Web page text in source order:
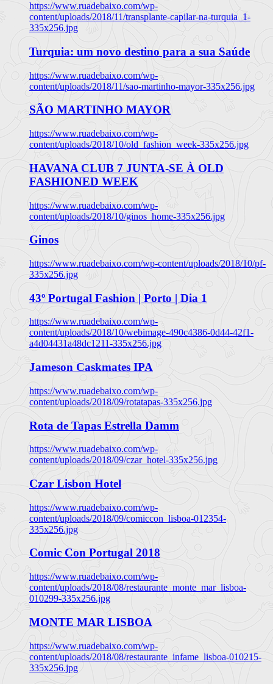
https://www.ruadebaixo.com/wp-
content/uploads/2018/11/transplante-capilar-na-turquia_1-
335x256.jpg
Turquia: um novo destino para a sua Saúde
https://www.ruadebaixo.com/wp-
content/uploads/2018/11/sao-martinho-mayor-335x256.jpg
SÃO MARTINHO MAYOR
https://www.ruadebaixo.com/wp-
content/uploads/2018/10/old_fashion_week-335x256.jpg
HAVANA CLUB 7 JUNTA-SE À OLD
FASHIONED WEEK
https://www.ruadebaixo.com/wp-
content/uploads/2018/10/ginos_home-335x256.jpg
Ginos
https://www.ruadebaixo.com/wp-content/uploads/2018/10/pf-
335x256.jpg
43º Portugal Fashion | Porto | Dia 1
https://www.ruadebaixo.com/wp-
content/uploads/2018/10/webimage-490c4386-0d44-42f1-
a4d04431a48dc1211-335x256.jpg
Jameson Caskmates IPA
https://www.ruadebaixo.com/wp-
content/uploads/2018/09/rotatapas-335x256.jpg
Rota de Tapas Estrella Damm
https://www.ruadebaixo.com/wp-
content/uploads/2018/09/czar_hotel-335x256.jpg
Czar Lisbon Hotel
https://www.ruadebaixo.com/wp-
content/uploads/2018/09/comiccon_lisboa-012354-
335x256.jpg
Comic Con Portugal 2018
https://www.ruadebaixo.com/wp-
content/uploads/2018/08/restaurante_monte_mar_lisboa-
010299-335x256.jpg
MONTE MAR LISBOA
https://www.ruadebaixo.com/wp-
content/uploads/2018/08/restaurante_infame_lisboa-010215-
335x256.jpg